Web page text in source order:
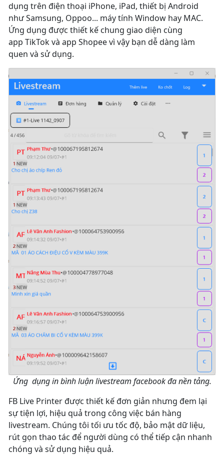
dụng trên điện thoại iPhone, iPad, thiết bị Android
như Samsung, Oppoo... máy tính Window hay MAC.
Ứng dụng được thiết kế chung giao diện cùng
app TikTok và app Shopee vì vậy bạn dễ dàng làm
quen và sử dụng.
Ứng dụng in bình luận livestream facebook đa nền tảng.
FB Live Printer được thiết kế đơn giản nhưng đem lại
sự tiện lợi, hiệu quả trong công việc bán hàng
livestream. Chúng tôi tối ưu tốc độ, bảo mật dữ liệu,
rút gọn thao tác để người dùng có thể tiếp cận nhanh
chóng và sử dụng hiệu quả.